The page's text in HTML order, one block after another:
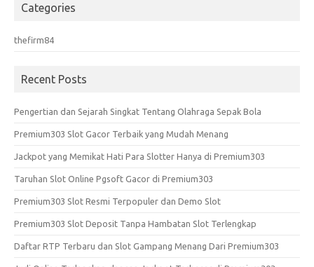
Categories
thefirm84
Recent Posts
Pengertian dan Sejarah Singkat Tentang Olahraga Sepak Bola
Premium303 Slot Gacor Terbaik yang Mudah Menang
Jackpot yang Memikat Hati Para Slotter Hanya di Premium303
Taruhan Slot Online Pgsoft Gacor di Premium303
Premium303 Slot Resmi Terpopuler dan Demo Slot
Premium303 Slot Deposit Tanpa Hambatan Slot Terlengkap
Daftar RTP Terbaru dan Slot Gampang Menang Dari Premium303